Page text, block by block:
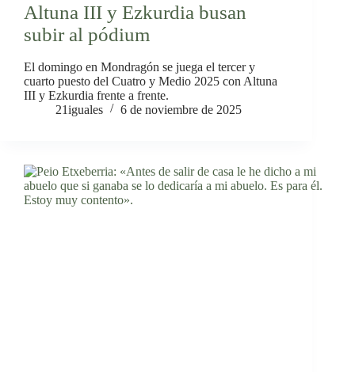
Altuna III y Ezkurdia busan
subir al pódium
El domingo en Mondragón se juega el tercer y
cuarto puesto del Cuatro y Medio 2025 con Altuna
III y Ezkurdia frente a frente.
21iguales
6 de noviembre de 2025